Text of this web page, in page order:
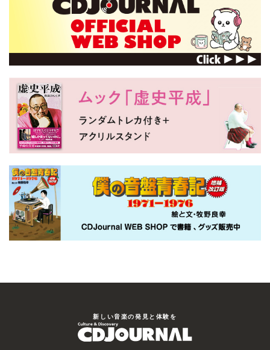
新しい⾳楽の発⾒と体験を